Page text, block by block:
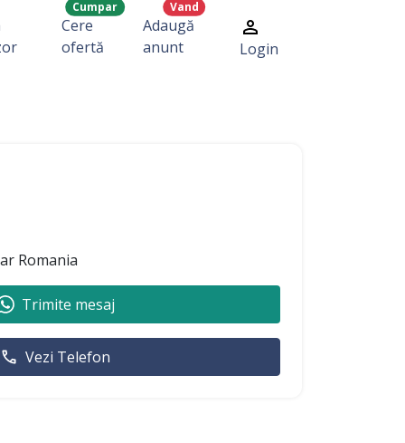
Cere
ofertă
Cumpar
Adaugă
anunt
Vand
Login
Romania
Trimite mesaj
Vezi Telefon